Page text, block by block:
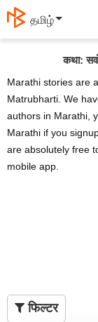
తెలుగు
कथा:
Marathi stories are
Matrubharti. We
authors in Marathi,
Marathi if you
are absolutely free
mobile app.
फिल्टर